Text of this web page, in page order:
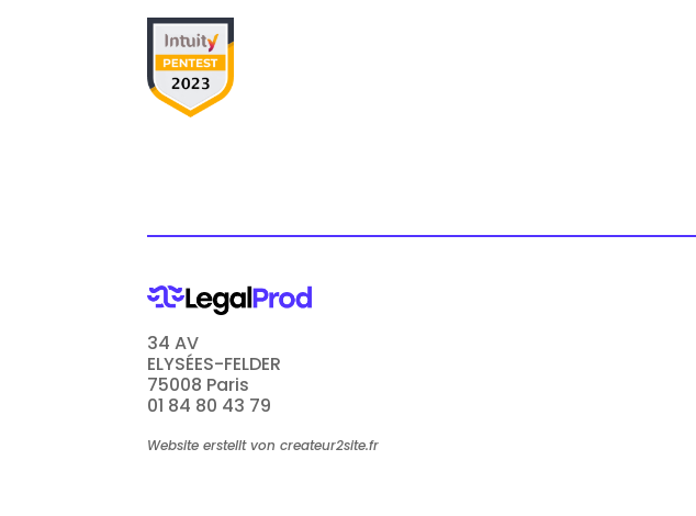
34 AV
ELYSÉES-FELDER
75008 Paris
01 84 80 43 79
Website erstellt von createur2site.fr